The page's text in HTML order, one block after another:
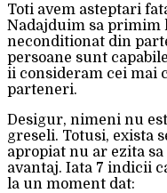
Toti avem asteptari
Nadajduim sa primim
neconditionat din
persoane sunt
ii consideram cei mai
parteneri.
Desigur, nimeni nu
greseli. Totusi, exista
apropiat nu ar ezita
avantaj. Iata 7 indicii
la un moment dat: